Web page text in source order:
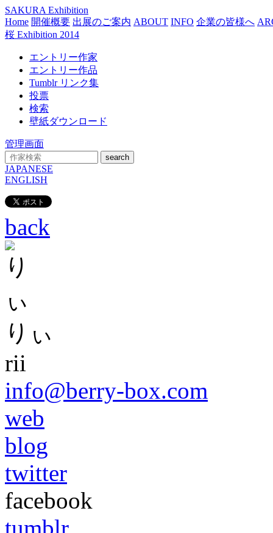
SAKURA Exhibition
Home 開催概要 出展のご案内 ABOUT INFO 企業の皆様へ
桜 Exhibition 2014
エントリー作家
エントリー作品
Tumblr リンク集
投票
検索
壁紙ダウンロード
管理画面
search
JAPANESE
ENGLISH
back
りぃ
rii
info@berry-box.com
web
blog
twitter
facebook